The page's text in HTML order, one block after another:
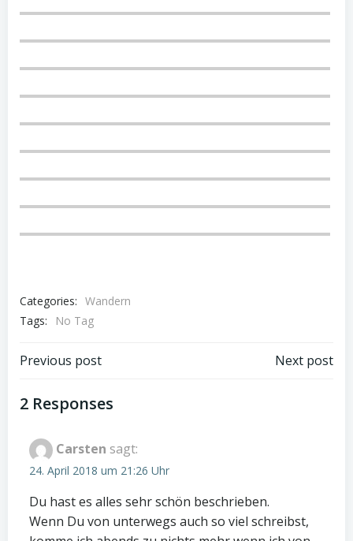
Categories: Wandern
Tags:
No Tag
Post
navigation
Previous post Next post
2 Responses
Carsten sagt:
24. April 2018 um 21:26 Uhr
Du hast es alles sehr schön beschrieben.
Wenn Du von unterwegs auch so viel schreibst,